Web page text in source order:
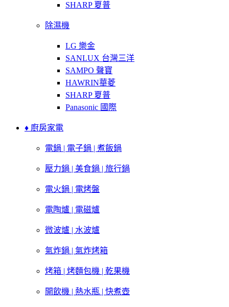
SHARP 夏普
除濕機
LG 樂金
SANLUX 台灣三洋
SAMPO 聲寶
HAWRIN華菱
SHARP 夏普
Panasonic 國際
♦ 廚房家電
電鍋 | 電子鍋 | 煮飯鍋
壓力鍋 | 美食鍋 | 旅行鍋
電火鍋 | 電烤盤
電陶爐 | 電磁爐
微波爐 | 水波爐
氣炸鍋 | 氣炸烤箱
烤箱 | 烤麵包機 | 乾果機
開飲機 | 熱水瓶 | 快煮壺